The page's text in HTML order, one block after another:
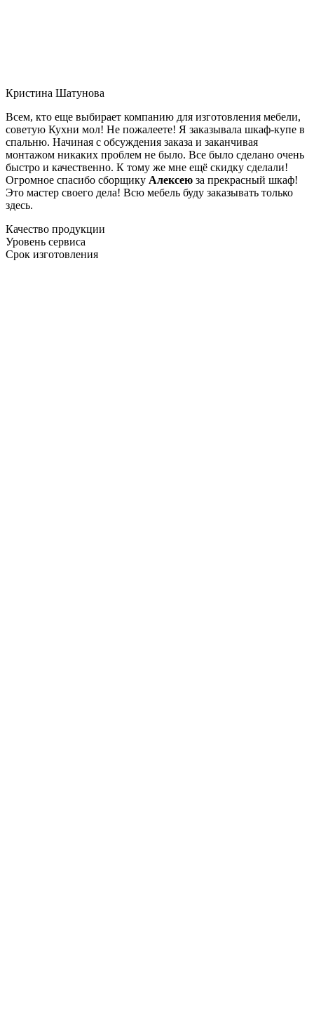
Кристина Шатунова
Всем, кто еще выбирает компанию для изготовления мебели,
советую Кухни мол! Не пожалеете! Я заказывала шкаф-купе в
спальню. Начиная с обсуждения заказа и заканчивая
монтажом никаких проблем не было. Все было сделано очень
быстро и качественно. К тому же мне ещё скидку сделали!
Огромное спасибо сборщику Алексею за прекрасный шкаф!
Это мастер своего дела! Всю мебель буду заказывать только
здесь.
Качество продукции
Уровень сервиса
Срок изготовления